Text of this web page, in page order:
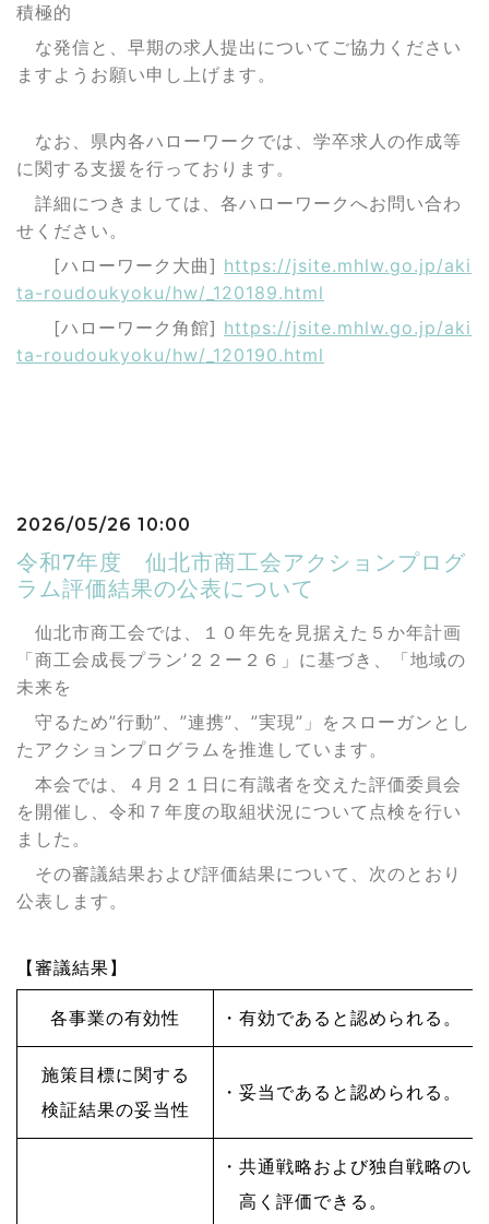
積極的
な発信と、 早期の求人提出についてご協力ください
ますようお願い申し上げます。
なお、県内各ハローワークでは、学卒求人の作成等
に関する支援を行っております。
詳細につきましては、各ハローワーク へお問い合わ
せください。
[ハローワーク大曲] https://jsite.mhlw.go.jp/aki
ta-roudoukyoku/hw/_120189.html
[ハローワーク角館] https://jsite.mhlw.go.jp/aki
ta-roudoukyoku/hw/_120190.html
2026/05/26 10:00
令和7年度 仙北市商工会アクションプログ
ラム評価結果の公表について
仙北市商工会では、１０年先を見据えた５か年計画
「商工会成長プラン’２２ー２６」に基づき、「地域の
未来を
守るため”行動”、”連携”、”実現”」をスローガンとし
たアクションプログラムを推進しています。
本会では、４月２１日に有識者を交えた評価委員会
を開催し、令和７年度の取組状況について点検を行い
ました。
その審議結果および評価結果について、次のとおり
公表します。
【審議結果】
各事業の有効性 ・有効であると認められる。
施策目標に関する
検証結果の妥当性
・妥当であると認められる。
・共通戦略および独自戦略の
高く 評価できる。